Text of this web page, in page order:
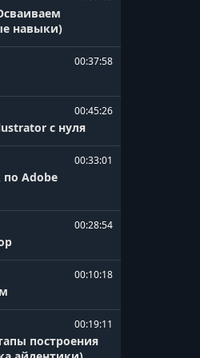
навыки)
00:37:58
00:45:26
с нуля
00:33:01
по Adobe
00:28:54
00:10:18
00:19:11
построения